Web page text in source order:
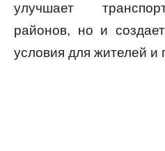
улучшает
районов, но и
условия для жителей и